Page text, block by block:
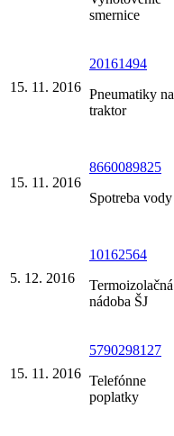
smernice
15. 11. 2016
20161494
Pneumatiky na
traktor
15. 11. 2016
8660089825
Spotreba vody
5. 12. 2016
10162564
Termoizolačná
nádoba ŠJ
15. 11. 2016
5790298127
Telefónne
poplatky